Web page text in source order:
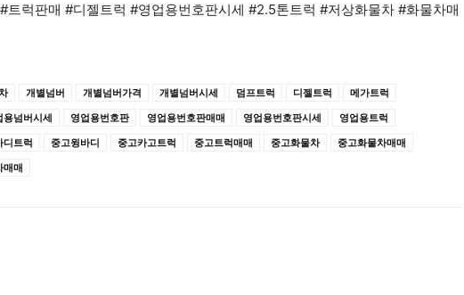
트럭판매 #디젤트럭 #영업용번호판시세 #2.5톤트럭 #저상화물차 #화물차매
개별넘버 개별넘버가격 개별넘버시세 덤프트럭 디젤트럭
메가트럭
용넘버시세 영업용번호판 영업용번호판매매 영업용번호판시세
영업용트럭
디트럭 중고윙바디 중고카고트럭 중고트럭매매 중고화물차
중고화물차매매
매매